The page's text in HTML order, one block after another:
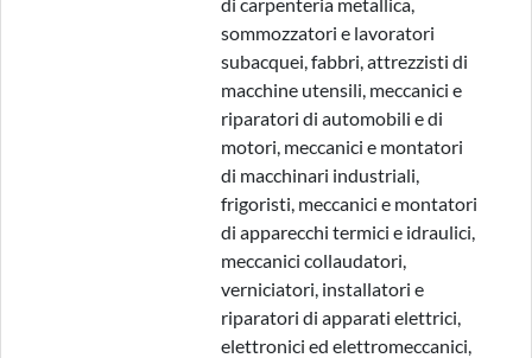
sommozzatori e lavoratori
subacquei, fabbri, attrezzisti di
macchine utensili, meccanici e
riparatori di automobili e di
motori, meccanici e montatori
di macchinari industriali,
frigoristi, meccanici e montatori
di apparecchi termici e idraulici,
meccanici collaudatori,
verniciatori, installatori e
riparatori di apparati elettrici,
elettronici ed elettromeccanici,